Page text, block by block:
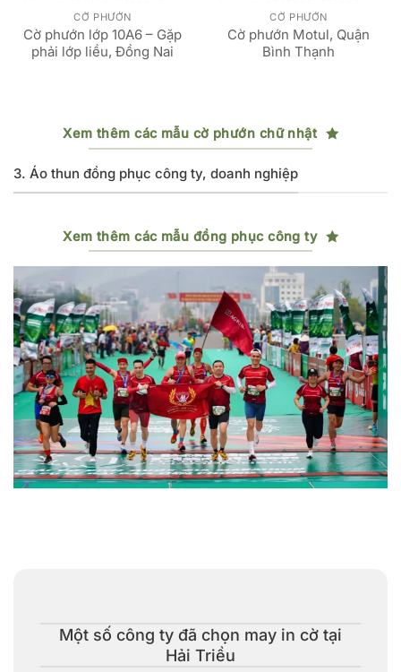
CỜ PHƯỚN
Cờ phướn lớp 10A6 – Gặp
phải lớp liều, Đồng Nai
CỜ PHƯỚN
Cờ phướn Motul, Quận
Bình Thạnh
Xem thêm các mẫu cờ phướn chữ nhật
3. Áo thun đồng phục công ty, doanh nghiệp
Xem thêm các mẫu đồng phục công ty
Một số công ty đã chọn may in cờ tại
Hải Triều